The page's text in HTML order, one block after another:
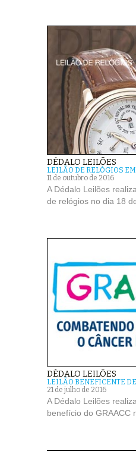
DÉDALO LEILÕES
LEILÃO DE RELÓGIOS EM
11 de outubro de 2016
A Dédalo Leilões
de relógios no dia 18
DÉDALO LEILÕES
LEILÃO BENEFICENTE
21 de julho de 2016
A Dédalo Leilões
benefício do GRAACC